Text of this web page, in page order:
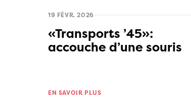
19 FÉVR. 2026
«Transports ’45»:
accouche d’une souris
EN SAVOIR PLUS